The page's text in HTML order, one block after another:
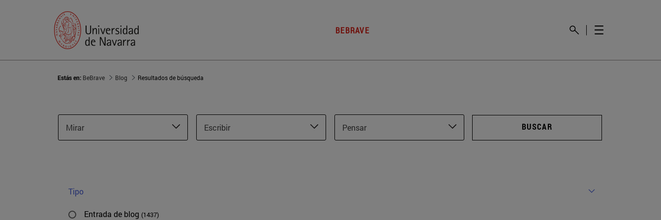
BEBRAVE
Estás en: BeBrave Blog Resultados de búsqueda
Mirar Escribir Pensar BUSCAR
Tipo
Entrada de blog (1437)